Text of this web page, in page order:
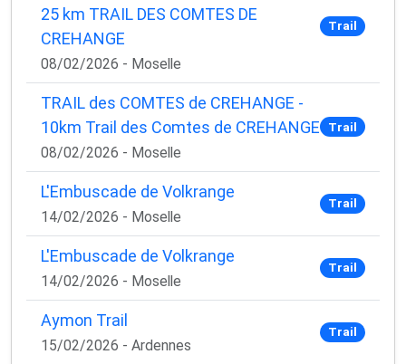
25 km TRAIL DES COMTES DE
CREHANGE
08/02/2026 - Moselle
Trail
TRAIL des COMTES de CREHANGE -
10km Trail des Comtes de CREHANGE
08/02/2026 - Moselle
Trail
L'Embuscade de Volkrange
14/02/2026 - Moselle
Trail
L'Embuscade de Volkrange
14/02/2026 - Moselle
Trail
Aymon Trail
15/02/2026 - Ardennes
Trail